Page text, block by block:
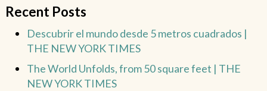
Recent Posts
Descubrir el mundo desde 5 metros cuadrados |
THE NEW YORK TIMES
The World Unfolds, from 50 square feet | THE
NEW YORK TIMES